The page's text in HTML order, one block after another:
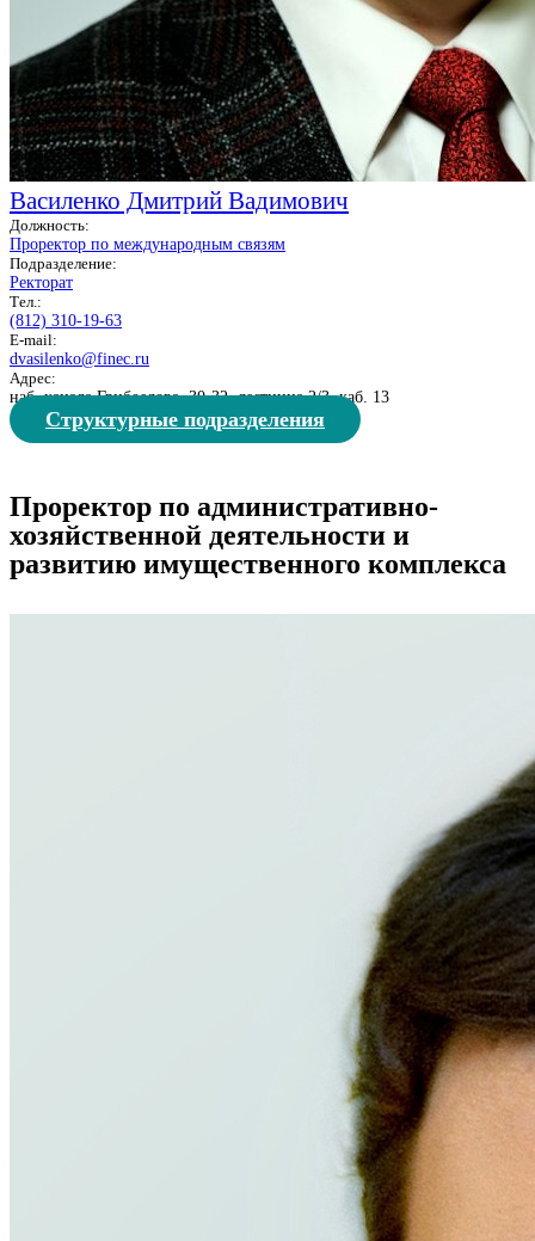
Василенко Дмитрий Вадимович
Должность:
Проректор по международным связям
Подразделение:
Ректорат
Тел.:
(812) 310-19-63
E-mail:
dvasilenko@finec.ru
Адрес:
наб. канала Грибоедова, 30-32, лестница 2/3, каб. 13
Структурные подразделения
Проректор по административно-
хозяйственной деятельности и
развитию имущественного комплекса